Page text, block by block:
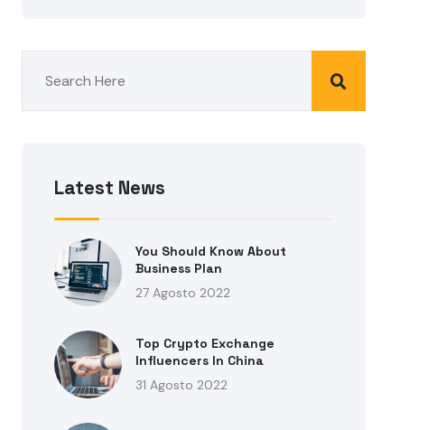
Latest News
You Should Know About
Business Plan
27 Agosto 2022
Top Crypto Exchange
Influencers In China
31 Agosto 2022